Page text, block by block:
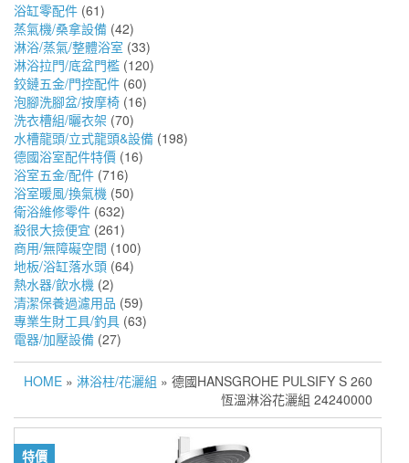
浴缸零配件 (61)
蒸氣機/桑拿設備 (42)
淋浴/蒸氣/整體浴室 (33)
淋浴拉門/底盆門檻 (120)
鉸鏈五金/門控配件 (60)
泡腳洗腳盆/按摩椅 (16)
洗衣槽組/曬衣架 (70)
水槽龍頭/立式龍頭&設備 (198)
德國浴室配件特價 (16)
浴室五金/配件 (716)
浴室暖風/換氣機 (50)
衛浴維修零件 (632)
殺很大撿便宜 (261)
商用/無障礙空間 (100)
地板/浴缸落水頭 (64)
熱水器/飲水機 (2)
清潔保養過濾用品 (59)
專業生財工具/釣具 (63)
電器/加壓設備 (27)
HOME » 淋浴柱/花灑組 » 德國HANSGROHE PULSIFY S 260
恆溫淋浴花灑組 24240000
特價